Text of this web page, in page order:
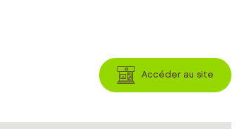
Accéder au site